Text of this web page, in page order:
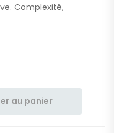
Complexité,
au panier